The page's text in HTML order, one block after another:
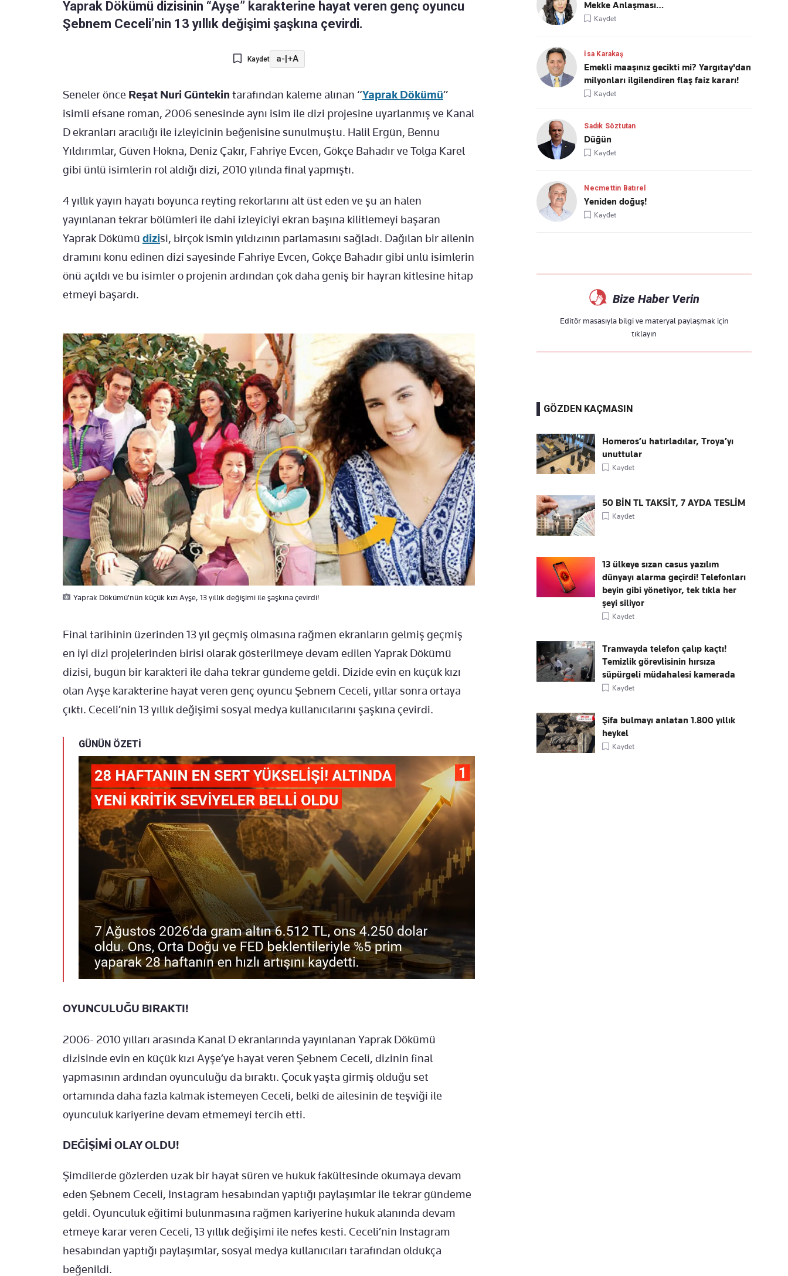
Yaprak Dökümü dizisinin “Ayşe” karakterine hayat veren genç oyuncu
Şebnem Ceceli’nin 13 yıllık değişimi şaşkına çevirdi.
Kaydet a-|+A
Seneler önce Reşat Nuri Güntekin tarafından kaleme alınan “Yaprak Dökümü”
isimli efsane roman, 2006 senesinde aynı isim ile dizi projesine uyarlanmış ve Kanal
D ekranları aracılığı ile izleyicinin beğenisine sunulmuştu. Halil Ergün, Bennu
Yıldırımlar, Güven Hokna, Deniz Çakır, Fahriye Evcen, Gökçe Bahadır ve Tolga Karel
gibi ünlü isimlerin rol aldığı dizi, 2010 yılında final yapmıştı.
4 yıllık yayın hayatı boyunca reyting rekorlarını alt üst eden ve şu an halen
yayınlanan tekrar bölümleri ile dahi izleyiciyi ekran başına kilitlemeyi başaran
Yaprak Dökümü dizisi, birçok ismin yıldızının parlamasını sağladı. Dağılan bir ailenin
dramını konu edinen dizi sayesinde Fahriye Evcen, Gökçe Bahadır gibi ünlü isimlerin
önü açıldı ve bu isimler o projenin ardından çok daha geniş bir hayran kitlesine hitap
etmeyi başardı.
Yaprak Dökümü'nün küçük kızı Ayşe, 13 yıllık değişimi ile şaşkına çevirdi!
Final tarihinin üzerinden 13 yıl geçmiş olmasına rağmen ekranların gelmiş geçmiş
en iyi dizi projelerinden birisi olarak gösterilmeye devam edilen Yaprak Dökümü
dizisi, bugün bir karakteri ile daha tekrar gündeme geldi. Dizide evin en küçük kızı
olan Ayşe karakterine hayat veren genç oyuncu Şebnem Ceceli, yıllar sonra ortaya
çıktı. Ceceli’nin 13 yıllık değişimi sosyal medya kullanıcılarını şaşkına çevirdi.
GÜNÜN ÖZETİ
OYUNCULUĞU BIRAKTI!
2006- 2010 yılları arasında Kanal D ekranlarında yayınlanan Yaprak Dökümü
dizisinde evin en küçük kızı Ayşe’ye hayat veren Şebnem Ceceli, dizinin final
yapmasının ardından oyunculuğu da bıraktı. Çocuk yaşta girmiş olduğu set
ortamında daha fazla kalmak istemeyen Ceceli, belki de ailesinin de teşviği ile
oyunculuk kariyerine devam etmemeyi tercih etti.
DEĞİŞİMİ OLAY OLDU!
Şimdilerde gözlerden uzak bir hayat süren ve hukuk fakültesinde okumaya devam
eden Şebnem Ceceli, Instagram hesabından yaptığı paylaşımlar ile tekrar gündeme
geldi. Oyunculuk eğitimi bulunmasına rağmen kariyerine hukuk alanında devam
etmeye karar veren Ceceli, 13 yıllık değişimi ile nefes kesti. Ceceli’nin Instagram
hesabından yaptığı paylaşımlar, sosyal medya kullanıcıları tarafından oldukça
beğenildi.
Mekke Anlaşması…
Kaydet
İsa Karakaş
Emekli maaşınız gecikti mi? Yargıtay'dan
milyonları ilgilendiren flaş faiz kararı!
Kaydet
Sadık Söztutan
Düğün
Kaydet
Necmettin Batırel
Yeniden doğuş!
Kaydet
Bize Haber Verin
Editör masasıyla bilgi ve materyal paylaşmak için
tıklayın
GÖZDEN KAÇMASIN
Homeros’u hatırladılar, Troya’yı
unuttular
Kaydet
50 BİN TL TAKSİT, 7 AYDA TESLİM
Kaydet
13 ülkeye sızan casus yazılım
dünyayı alarma geçirdi! Telefonları
beyin gibi yönetiyor, tek tıkla her
şeyi siliyor
Kaydet
Tramvayda telefon çalıp kaçtı!
Temizlik görevlisinin hırsıza
süpürgeli müdahalesi kamerada
Kaydet
Şifa bulmayı anlatan 1.800 yıllık
heykel
Kaydet